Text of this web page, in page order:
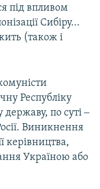
під впливом
Сибіру...
(також і
Республіку
по суті ‒
Виникнення
керівництва,
Україною або